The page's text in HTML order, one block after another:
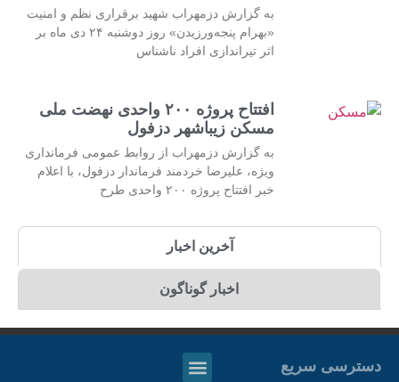
به گزارش دزمهراب شهید برقراری نظم و امنیت
«بهرام پنجه‌ورزیدن» روز دوشنبه ۲۴ دی ماه بر
اثر تیراندازی افراد ناشناس
افتتاح پروژه ۲۰۰ واحدی نهضت ملی
مسکن زیباشهر دزفول
به گزارش دزمهراب از روابط عمومی فرمانداری
ویژه، علیرضا خردمند فرماندار دزفول، با اعلام
خبر افتتاح پروژه ۲۰۰ واحدی طرح
آخرین اخبار
اخبار گوناگون
دسترسی سریع